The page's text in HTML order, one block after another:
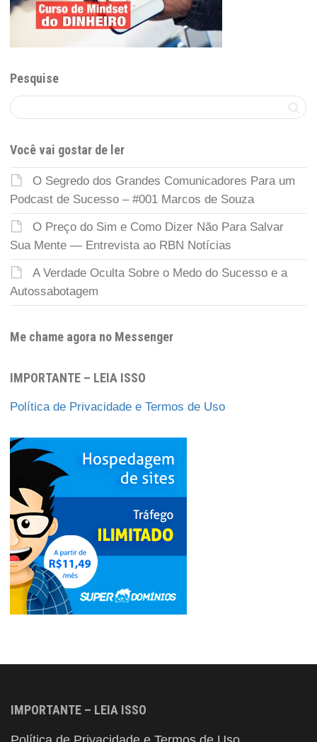
Pesquise
Você vai gostar de ler
O Segredo dos Grandes Comunicadores Para um
Podcast de Sucesso – #001 Marcos de Souza
O Preço do Sim e Como Dizer Não Para Salvar
Sua Mente — Entrevista ao RBN Notícias
A Verdade Oculta Sobre o Medo do Sucesso e a
Autossabotagem
Me chame agora no Messenger
IMPORTANTE – LEIA ISSO
Política de Privacidade e Termos de Uso
IMPORTANTE – LEIA ISSO